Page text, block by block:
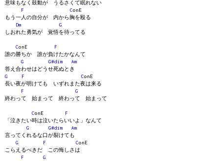
意味もなく鼓動が うるさくて眠れない
F
ConE
もう一人の自分が 内から胸を殴る
Dm
G
しおれた勇気が 覚悟を待ってる
ConE F
誰の勝ちか 誰が負けたかなんて
G
G#dim
Am
答え合わせはどうせ死ぬとき
G
F ConE
長い夜が明けても いずれまた夜は来る
F
G
終わって 始まって 終わって 始まって
ConE F
「泣きたい時は泣いたらいいよ」なんて
G
G#dim
Am
言ってくれるな口が裂けても
G
F ConE
こらえるべきだ この悔しさは
F
G